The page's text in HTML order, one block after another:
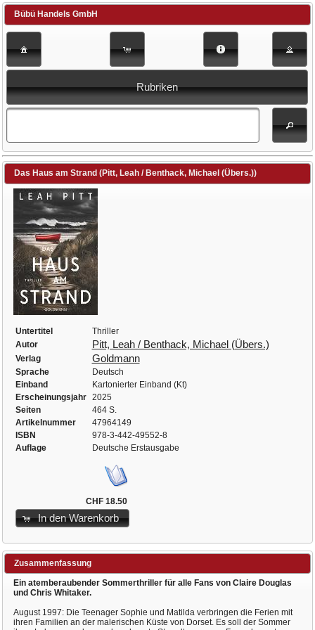
Bübü Handels GmbH
Rubriken
Das Haus am Strand (Pitt, Leah / Benthack, Michael (Übers.))
Untertitel
Thriller
Autor
Pitt, Leah / Benthack, Michael (Übers.)
Verlag Goldmann
Sprache
Deutsch
Einband
Kartonierter Einband (Kt)
Erscheinungsjahr
2025
Seiten
464 S.
Artikelnummer
47964149
ISBN
978-3-442-49552-8
Auflage
Deutsche Erstausgabe
CHF 18.50
In den Warenkorb
Zusammenfassung
Ein atemberaubender Sommerthriller für alle Fans von Claire Douglas
und Chris Whitaker.
August 1997: Die Teenager Sophie und Matilda verbringen die Ferien mit
ihren Familien an der malerischen Küste von Dorset. Es soll der Sommer